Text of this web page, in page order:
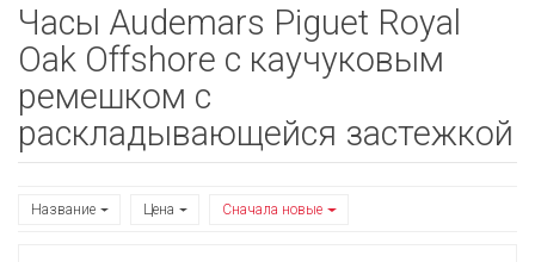
Часы Audemars Piguet Royal
Oak Offshore с каучуковым
ремешком с
раскладывающейся застежкой
Название Цена Сначала новые